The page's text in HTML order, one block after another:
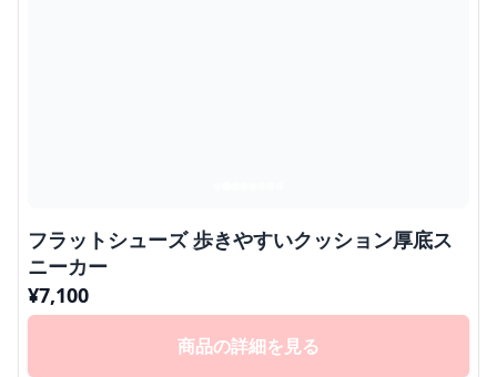
フラットシューズ 歩きやすいクッション厚底ス
ニーカー
¥7,100
商品の詳細を見る